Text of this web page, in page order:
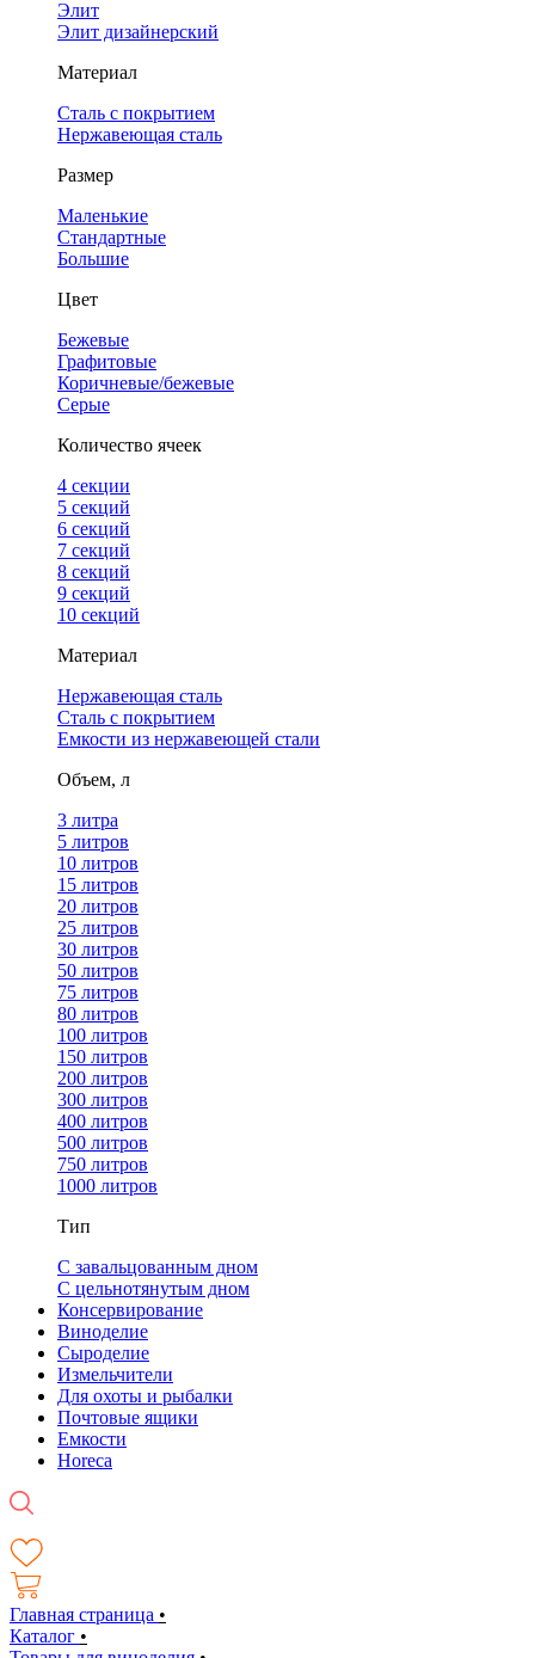
Элит
Элит дизайнерский
Материал
Сталь с покрытием
Нержавеющая сталь
Размер
Маленькие
Стандартные
Большие
Цвет
Бежевые
Графитовые
Коричневые/бежевые
Серые
Количество ячеек
4 cекции
5 секций
6 секций
7 секций
8 секций
9 секций
10 секций
Материал
Нержавеющая сталь
Сталь с покрытием
Емкости из нержавеющей стали
Объем, л
3 литра
5 литров
10 литров
15 литров
20 литров
25 литров
30 литров
50 литров
75 литров
80 литров
100 литров
150 литров
200 литров
300 литров
400 литров
500 литров
750 литров
1000 литров
Тип
С завальцованным дном
С цельнотянутым дном
Консервирование
Виноделие
Сыроделие
Измельчители
Для охоты и рыбалки
Почтовые ящики
Емкости
Horeca
Главная страница •
Каталог •